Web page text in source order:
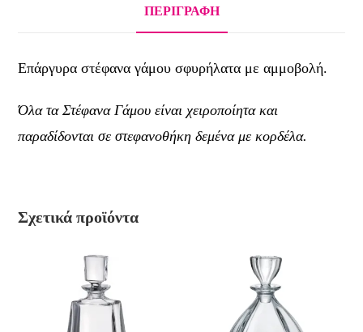
ΠΕΡΙΓΡΑΦΉ
Επάργυρα στέφανα γάμου σφυρήλατα με αμμοβολή.
Όλα τα Στέφανα Γάμου είναι χειροποίητα και
παραδίδονται σε στεφανοθήκη δεμένα με κορδέλα.
Σχετικά προϊόντα